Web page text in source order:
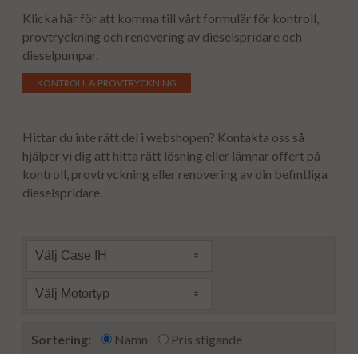
Klicka här för att komma till vårt formulär för kontroll,
provtryckning och renovering av dieselspridare och
dieselpumpar.
KONTROLL & PROVTRYCKNING
Hittar du inte rätt del i webshopen? Kontakta oss så
hjälper vi dig att hitta rätt lösning eller lämnar offert på
kontroll, provtryckning eller renovering av din befintliga
dieselspridare.
Välj Case IH
Välj Motortyp
Sortering: Namn
Pris stigande